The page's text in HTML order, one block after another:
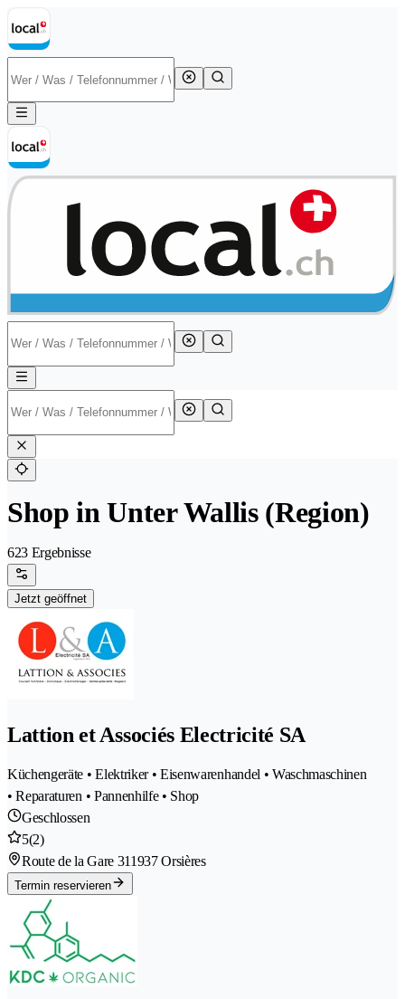
Shop in Unter Wallis (Region)
623 Ergebnisse
Jetzt geöffnet
Lattion et Associés Electricité SA
Küchengeräte • Elektriker • Eisenwarenhandel • Waschmaschinen
• Reparaturen • Pannenhilfe • Shop
Geschlossen
5(2)
Route de la Gare 311937 Orsières
Termin reservieren